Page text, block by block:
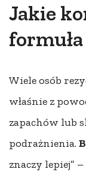
Jakie
Wiele osób
właśnie z
zapachów lub
podrażnienia.
znaczy lepiej”